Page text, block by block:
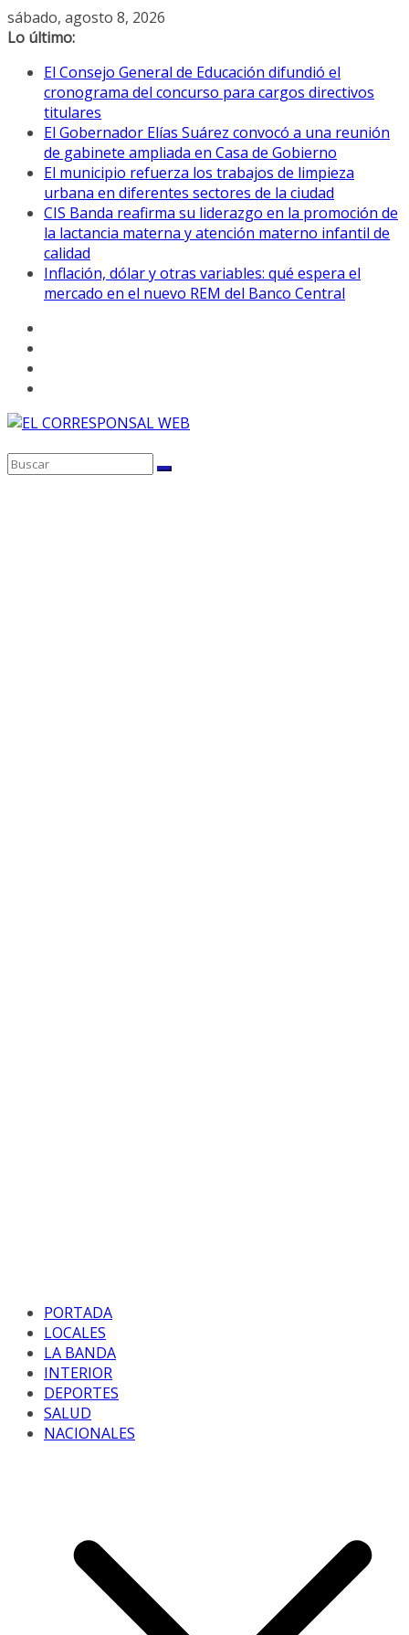
Saltar
al
sábado, agosto 8, 2026
Lo último:
El Consejo General de Educación difundió el
cronograma del concurso para cargos directivos
titulares
El Gobernador Elías Suárez convocó a una reunión
de gabinete ampliada en Casa de Gobierno
El municipio refuerza los trabajos de limpieza
urbana en diferentes sectores de la ciudad
CIS Banda reafirma su liderazgo en la promoción de
la lactancia materna y atención materno infantil de
calidad
Inflación, dólar y otras variables: qué espera el
mercado en el nuevo REM del Banco Central
PORTADA
LOCALES
LA BANDA
INTERIOR
DEPORTES
SALUD
NACIONALES